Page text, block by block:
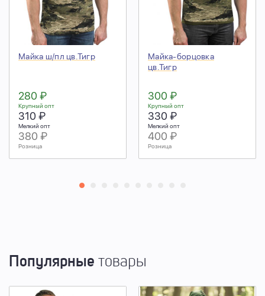
Майка ш/пл цв.Тигр
280 ₽
Крупный опт
310 ₽
Мелкий опт
380 ₽
Розница
Майка-борцовка
цв.Тигр
300 ₽
Крупный опт
330 ₽
Мелкий опт
400 ₽
Розница
Популярные товары